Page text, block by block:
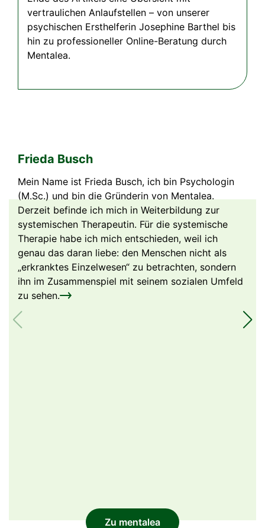
vertraulichen Anlaufstellen – von unserer
psychischen Ersthelferin Josephine Barthel bis
hin zu professioneller Online-Beratung durch
Mentalea.
Frieda Busch
Mein Name ist Frieda Busch, ich bin Psychologin
(M.Sc.) und bin die Gründerin von Mentalea.
Derzeit befinde ich mich in Weiterbildung zur
systemischen Therapeutin. Für die systemische
Therapie habe ich mich entschieden, weil ich
genau das daran liebe: den Menschen nicht als
„erkranktes Einzelwesen“ zu betrachten, sondern
ihn im Zusammenspiel mit seinem sozialen Umfeld
zu sehen.
Zu mentalea